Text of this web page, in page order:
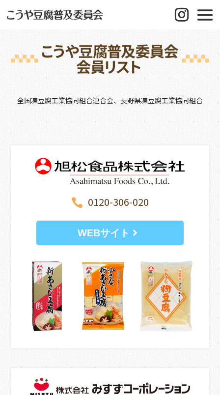
全国凍豆腐工業協同組合連合会、長野県凍豆腐工業協同組合
 0120-306-020
WEBサイト